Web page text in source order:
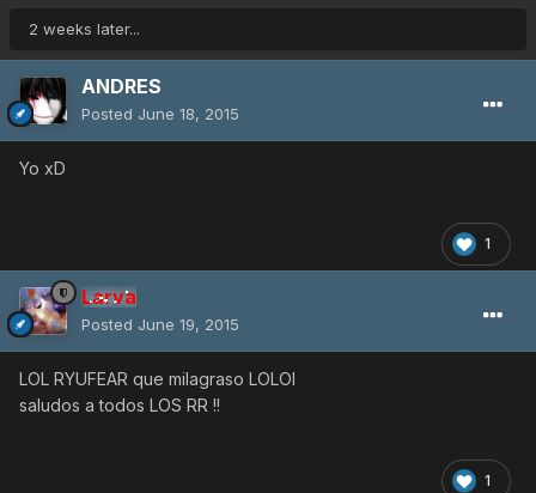
2 weeks later...
ANDRES
Posted June 18, 2015
Yo xD
1
Larva
Posted June 19, 2015
LOL RYUFEAR que milagraso LOLOl
saludos a todos LOS RR !!
1